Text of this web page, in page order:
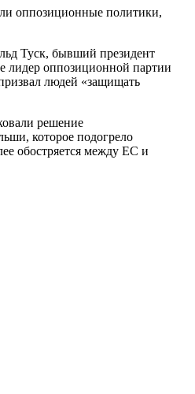
оппозиционные политики,
Туск, бывший президент
лидер оппозиционной партии
людей «защищать
решение
которое подогрело
обостряется между ЕС и